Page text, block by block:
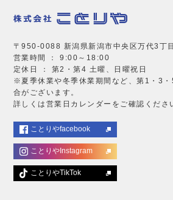
〒950-0088 新潟県新潟市中央区万代3丁
営業時間 ： 9:00～18:00
定休日 ： 第2・第4 土曜、日曜祝日
※夏季休業や冬季休業期間など、第1・3
合がございます。
詳しくは営業日カレンダーをご確認くださ
ことりやfacebook
ことりやInstagram
ことりやTikTok